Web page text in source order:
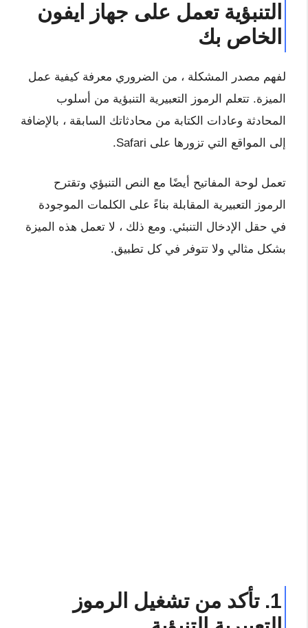
التنبؤية تعمل على جهاز ايفون
الخاص بك
لفهم مصدر المشكلة ، من الضروري معرفة كيفية عمل
الميزة. تتعلم الرموز التعبيرية التنبؤية من أسلوب
المحادثة وعادات الكتابة من محادثاتك السابقة ، بالإضافة
إلى المواقع التي تزورها على Safari.
تعمل لوحة المفاتيح أيضًا مع النص التنبؤي وتقترح
الرموز التعبيرية المقابلة بناءً على الكلمات الموجودة
في حقل الإدخال التنبئي. ومع ذلك ، لا تعمل هذه الميزة
بشكل مثالي ولا تتوفر في كل تطبيق.
1. تأكد من تشغيل الرموز